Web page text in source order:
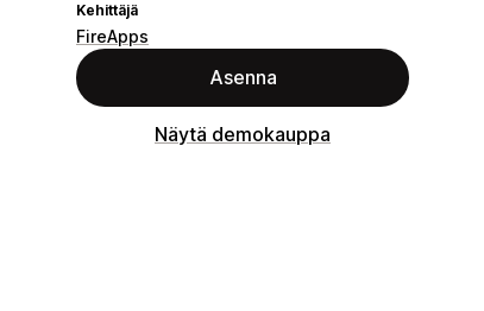
Kehittäjä
FireApps
Asenna
Näytä demokauppa